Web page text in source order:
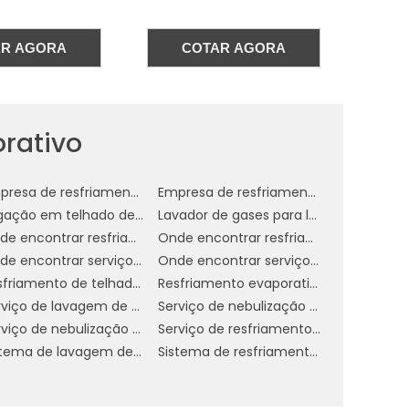
AGORA COTAR AGORA
Empresa de resfriamento de telhado em sp
Empresa de resfriamento de telhado por aspersão
Irrigação em telhado de empresa
Lavador de gases para laboratório
Onde encontrar resfriamento de telhado com água
Onde encontrar resfriamento de telhado em sp
Onde encontrar serviço de nebulização ambientes
Onde encontrar serviço de nebulização ambientes em sp
Resfriamento de telhado por aspersão
Resfriamento evaporativo direto
Serviço de lavagem de gases industriais
Serviço de nebulização ambientes
Serviço de nebulização de ambientes para indústrias em sp
Serviço de resfriamento de telhado
Sistema de lavagem de gases
Sistema de resfriamento adiabático evaporativo